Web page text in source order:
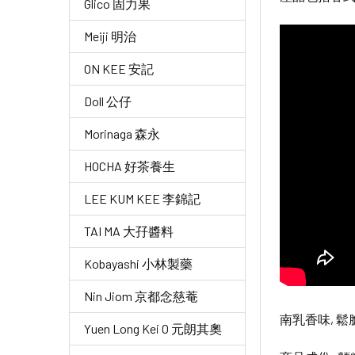
Glico 固力果
Meiji 明治
ON KEE 安記
Doll 公仔
Morinaga 森永
HOCHA 好茶養生
LEE KUM KEE 李錦記
TAI MA 大孖醬料
Kobayashi 小林製藥
Nin Jiom 京都念慈菴
Yuen Long Kei O 元朗其奧
南乳香味, 鬆